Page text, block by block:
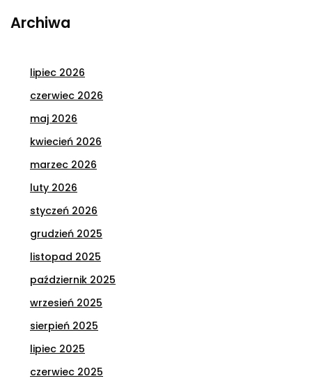
Archiwa
lipiec 2026
czerwiec 2026
maj 2026
kwiecień 2026
marzec 2026
luty 2026
styczeń 2026
grudzień 2025
listopad 2025
październik 2025
wrzesień 2025
sierpień 2025
lipiec 2025
czerwiec 2025